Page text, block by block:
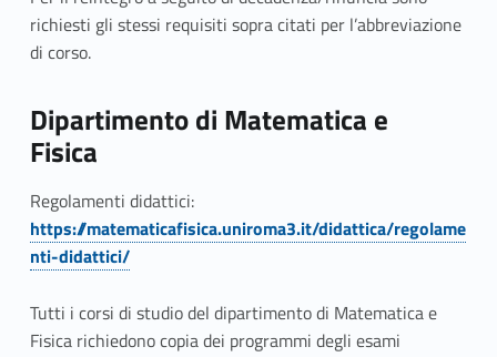
richiesti gli stessi requisiti sopra citati per l’abbreviazione
di corso.
Dipartimento di Matematica e
Fisica
Regolamenti didattici:
https://matematicafisica.uniroma3.it/didattica/regolame
nti-didattici/
Tutti i corsi di studio del dipartimento di Matematica e
Fisica richiedono copia dei programmi degli esami